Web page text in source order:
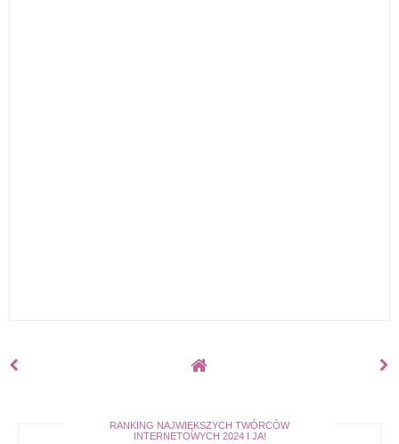
RANKING NAJWIĘKSZYCH TWÓRCÓW
INTERNETOWYCH 2024 I JA!